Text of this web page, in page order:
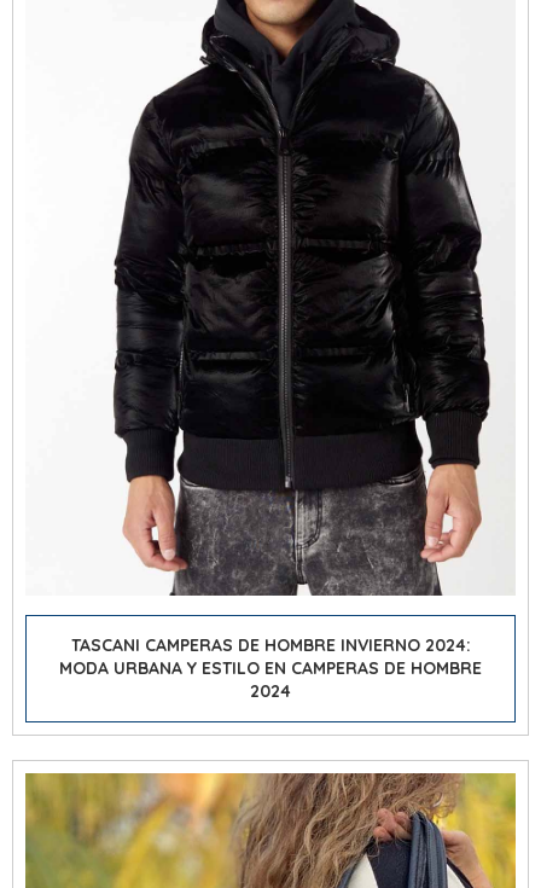
TASCANI CAMPERAS DE HOMBRE INVIERNO 2024:
MODA URBANA Y ESTILO EN CAMPERAS DE HOMBRE
2024